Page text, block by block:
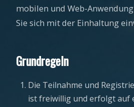
mobilen und Web-
Sie sich mit der Einhaltung
Grundregeln
Die Teilnahme und
ist freiwillig und erfolgt auf